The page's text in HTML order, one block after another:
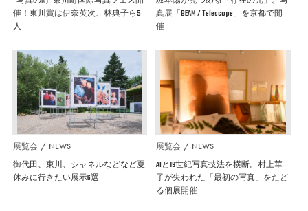
催！東川賞は伊奈英次、林典子ら5
人
真展「BEAM / Telescope」を京都で開
催
展覧会 NEWS
御代田、東川、シャネルなどなど夏
休みに行きたい展示6選
展覧会 NEWS
AIと19世紀写真技法を横断。村上華
子が失われた「最初の写真」をたど
る個展開催